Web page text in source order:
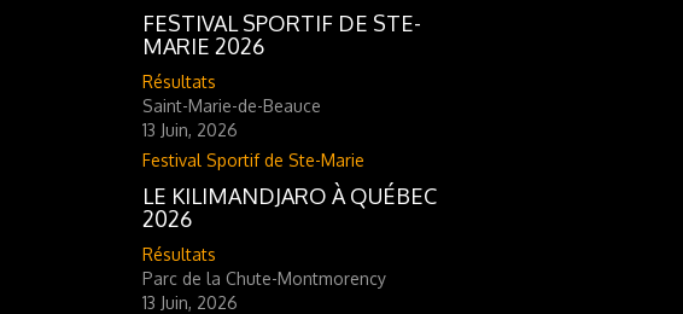
FESTIVAL SPORTIF DE STE-
MARIE 2026
Résultats
Saint-Marie-de-Beauce
13 Juin, 2026
Festival Sportif de Ste-Marie
LE KILIMANDJARO À QUÉBEC
2026
Résultats
Parc de la Chute-Montmorency
13 Juin, 2026